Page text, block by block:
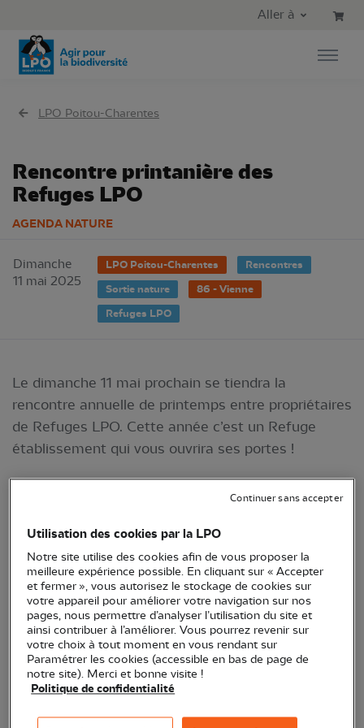
Aller au menu principal
Aller à
LPO Poitou-Charentes
Rencontre printanière des
Refuges LPO
AGENDA NATURE
Dimanche
11 mai 2025
LPO Poitou-Charentes
Rencontres
Sortie nature
86 - Vienne
Refuges LPO
Le dimanche 11 mai prochain se tiendra la
rencontre annuelle de printemps entre propriétaires
de Refuges LPO. Cette année c’est un Refuge
établissement qui vous ouvrira ses portes !
Le Refuge LPO de l'institut Larnay Sagesse ©
Marion Chargé
Lieu : Biard (86)
Utilisation des cookies par la LPO
Notre site utilise des cookies afin de vous proposer la
meilleure expérience possible. En cliquant sur « Accepter
et fermer », vous autorisez le stockage de cookies sur
votre appareil pour améliorer votre navigation sur nos
pages, nous permettre d’analyser l’utilisation du site et
ainsi contribuer à l’améliorer. Vous pourrez revenir sur
votre choix à tout moment en vous rendant sur
Paramétrer les cookies (accessible en bas de page de
notre site). Merci et bonne visite !
Politique de confidentialité
Continuer sans accepter